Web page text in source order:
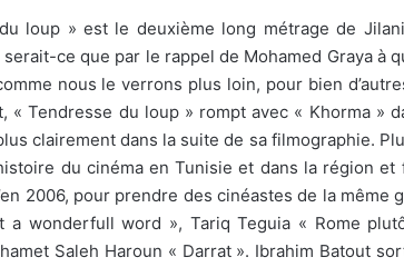
loup » est le deuxième long métrage de
serait-ce que par le rappel de Mohamed Graya à
nous le verrons plus loin, pour bien
« Tendresse du loup » rompt avec « Khorma »
clairement dans la suite de sa filmographie.
du cinéma en Tunisie et dans la région et
2006, pour prendre des cinéastes de la même
a wonderfull word », Tariq Teguia « Rome
Saleh Haroun « Darrat ». Ibrahim Batout